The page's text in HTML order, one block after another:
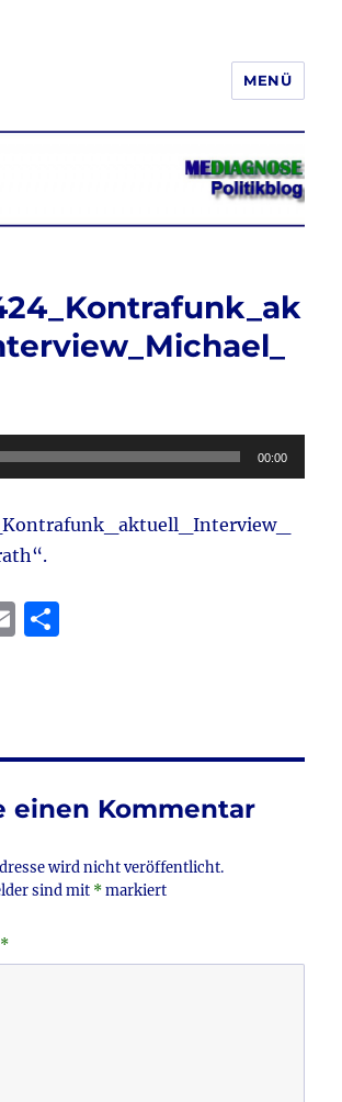
das Recht, seine
in Wort, Schrift und Bild
und zu verbreiten
MENÜ
00:00
E
einen Kommentar
wird nicht veröffentlicht.
sind mit *markiert
*